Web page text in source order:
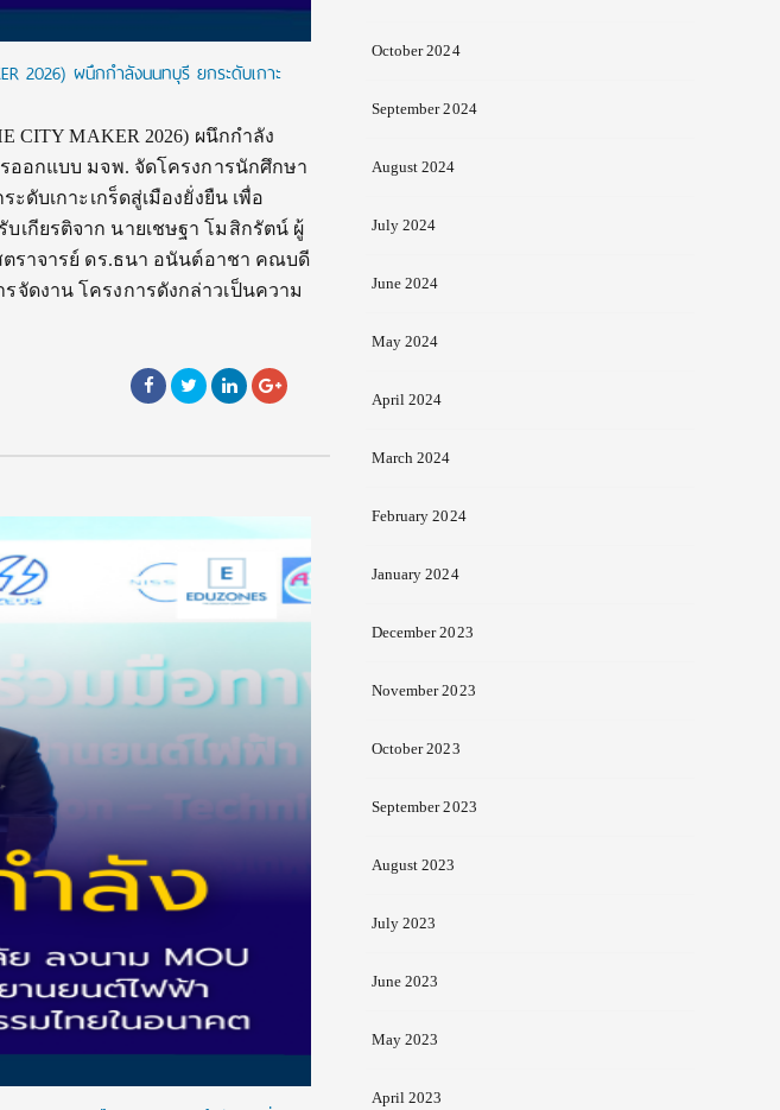
2026) ผนึกกำลังนนทบุรี ยกระดับเกาะ
CITY MAKER 2026) ผนึกกำลัง
ออกแบบ มจพ. จัดโครงการนักศึกษา
ดับเกาะเกร็ดสู่เมืองยั่งยืน เพื่อ
เกียรติจาก นายเชษฐา โมสิกรัตน์ ผู้
ตราจารย์ ดร.ธนา อนันต์อาชา คณบดี
ดงาน โครงการดังกล่าวเป็นความ
October 2024
September 2024
August 2024
July 2024
June 2024
May 2024
April 2024
March 2024
February 2024
January 2024
December 2023
November 2023
October 2023
September 2023
August 2023
July 2023
June 2023
May 2023
April 2023